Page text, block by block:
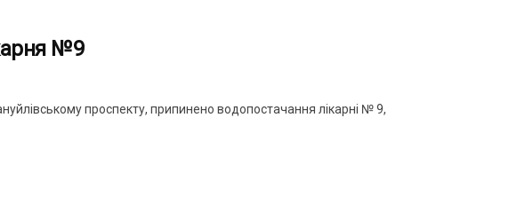
№9
проспекту, припинено водопостачання лікарні № 9,